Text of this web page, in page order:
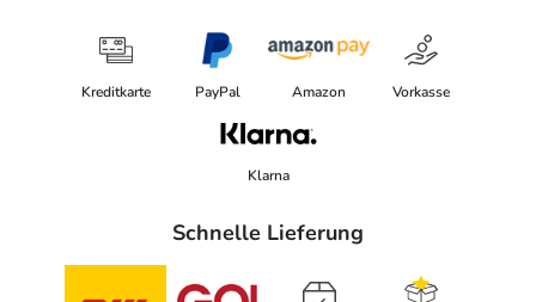
Kreditkarte PayPal Amazon Vorkasse
Klarna
Schnelle Lieferung